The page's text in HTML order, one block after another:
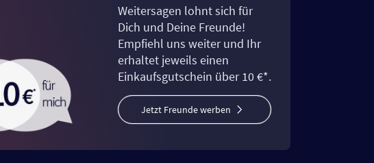
Weitersagen lohnt sich für
Dich und Deine Freunde!
Empfiehl uns weiter und Ihr
erhaltet jeweils einen
Einkaufsgutschein über 10 €*.
Jetzt Freunde werben